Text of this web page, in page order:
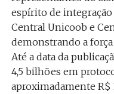
espírito de
Central Unicoob e
demonstrando a
Até a data da
4,5 bilhões em
aproximadamente